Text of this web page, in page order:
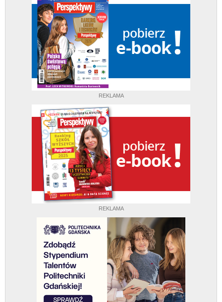
REKLAMA
REKLAMA